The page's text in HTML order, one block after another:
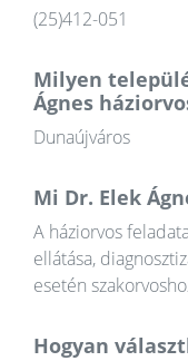
(25)412-051
Milyen
Ágnes
Dunaújváros
Mi Dr. Elek
A háziorvos
ellátása,
esetén
Hogyan